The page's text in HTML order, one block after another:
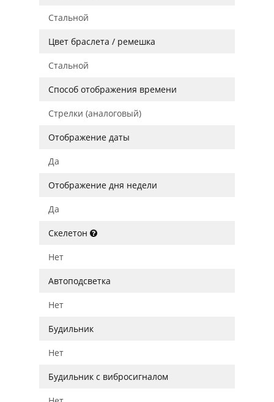
Стальной
Цвет браслета / ремешка
Стальной
Способ отображения времени
Стрелки (аналоговый)
Отображение даты
Да
Отображение дня недели
Да
Скелетон
Нет
Автоподсветка
Нет
Будильник
Нет
Будильник с вибросигналом